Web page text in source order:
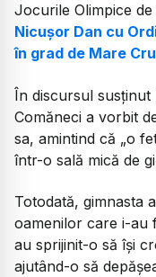
Jocurile Olimpice
Nicușor Dan cu
în grad de Mare
În discursul susținut
Comăneci a vorbit
sa, amintind că „o
într-o sală mică de
Totodată, gimnasta
oamenilor care i-au
au sprijinit-o să își
ajutând-o să